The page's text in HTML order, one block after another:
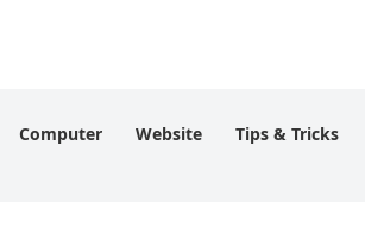
Computer Website Tips & Tricks